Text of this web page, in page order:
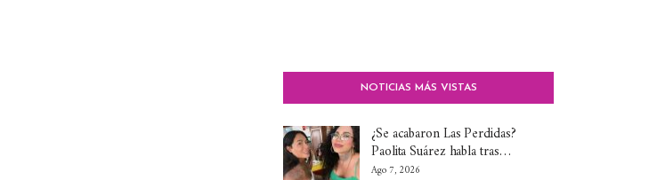
NOTICIAS MÁS VISTAS
¿Se acabaron Las Perdidas?
Paolita Suárez habla tras…
Ago 7, 2026